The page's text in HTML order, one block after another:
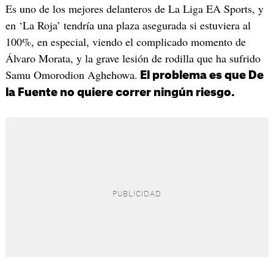
Es uno de los mejores delanteros de La Liga EA Sports, y
en ‘La Roja’ tendría una plaza asegurada si estuviera al
100%, en especial, viendo el complicado momento de
Álvaro Morata, y la grave lesión de rodilla que ha sufrido
Samu Omorodion Aghehowa. El problema es que De
la Fuente no quiere correr ningún riesgo.